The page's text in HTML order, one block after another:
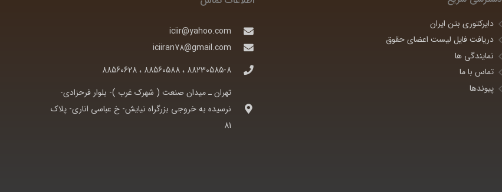
دایرکتوری بتن ایران
دریافت فایل لیست اعضای حقوق
نمایندگی ها
تماس با ما
پیوندها
iciir@yahoo.com
iciiran78@gmail.com
88230585-8 ، 88560588 ، 88560628
تهران ـ ميدان صنعت ( شهرک غرب )- بلوار فرحزادی-
نرسيده به خروجی بزرگراه نيايش- خ عباسی اناری- پلاک
81